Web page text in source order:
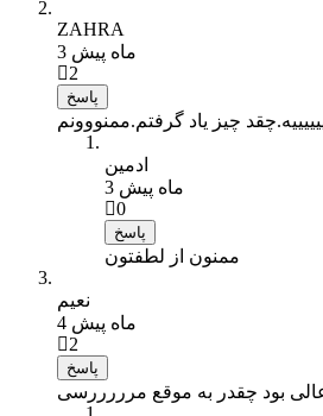
ZAHRA
3 ماه پیش
2
پاسخ
چیز یاد گرفتم.ممنووونم
ادمین
3 ماه پیش
0
پاسخ
ممنون از لطفتون
نعیم
4 ماه پیش
2
پاسخ
بود چقدر به موقع مرررررسی